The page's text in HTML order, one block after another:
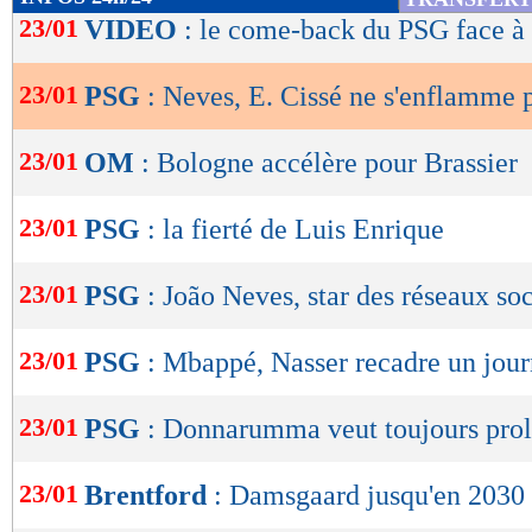
de
OK
23/01 VIDEO : le come-back du PSG face
23/01 PSG : Neves, E. Cissé ne s'enflamme
23/01 OM : Bologne accélère pour Brassier
23/01 PSG : la fierté de Luis Enrique
23/01 PSG : João Neves, star des réseaux
23/01 PSG : Mbappé, Nasser recadre un
23/01 PSG : Donnarumma veut toujours
23/01 Brentford : Damsgaard jusqu'en